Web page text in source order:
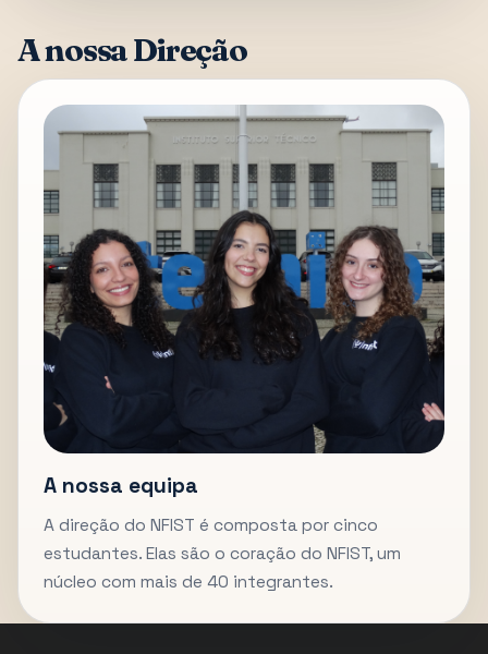
A nossa Direção
A nossa equipa
A direção do NFIST é composta por cinco
estudantes. Elas são o coração do NFIST, um
núcleo com mais de 40 integrantes.